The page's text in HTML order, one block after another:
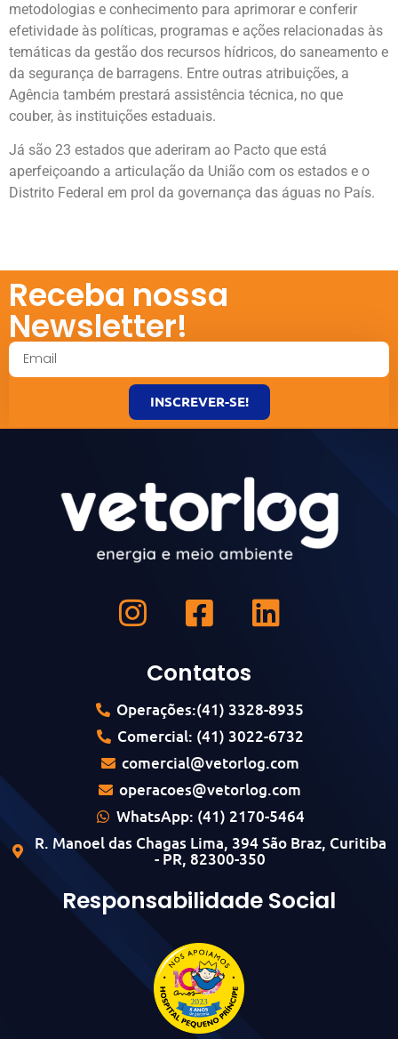
metodologias e conhecimento para aprimorar e conferir
efetividade às políticas, programas e ações relacionadas às
temáticas da gestão dos recursos hídricos, do saneamento e
da segurança de barragens. Entre outras atribuições, a
Agência também prestará assistência técnica, no que
couber, às instituições estaduais.
Já são 23 estados que aderiram ao Pacto que está
aperfeiçoando a articulação da União com os estados e o
Distrito Federal em prol da governança das águas no País.
Receba nossa
Newsletter!
INSCREVER-SE!
Contatos
Operações:(41) 3328-8935
Comercial: (41) 3022-6732
comercial@vetorlog.com
operacoes@vetorlog.com
WhatsApp: (41) 2170-5464
R. Manoel das Chagas Lima, 394 São Braz, Curitiba
- PR, 82300-350
Responsabilidade Social